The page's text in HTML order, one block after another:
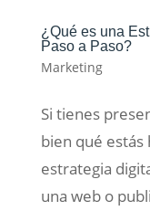
¿Qué es una
Paso a Paso?
Marketing
Si tienes
bien qué
estrategia
una web o